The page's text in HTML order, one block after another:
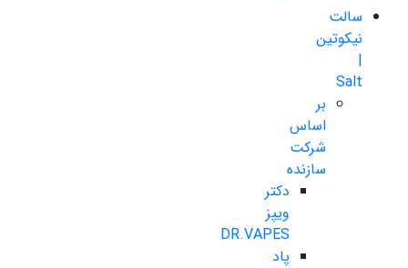
سالت
نیکوتین
|
Salt
بر
اساس
شرکت
سازنده
دکتر
ویپز
DR.VAPES
پاد